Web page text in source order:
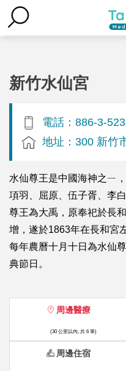
新竹水仙宮
電話：886-3-
地址：300 新竹
水仙尊王是中國海神之ㄧ
項羽、屈原、伍子胥、李
尊王為大禹，原奉祀於長
增，遂於1863年在長和宮
每年農曆十月十日為水仙
典節日。
周邊醫療
(30 公里以內, 共 6 筆)
周邊住宿